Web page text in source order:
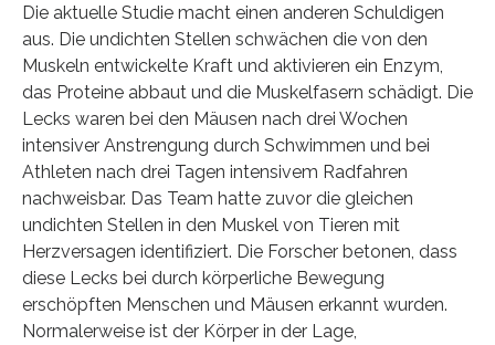
Die aktuelle Studie macht einen anderen Schuldigen
aus. Die undichten Stellen schwächen die von den
Muskeln entwickelte Kraft und aktivieren ein Enzym,
das Proteine abbaut und die Muskelfasern schädigt. Die
Lecks waren bei den Mäusen nach drei Wochen
intensiver Anstrengung durch Schwimmen und bei
Athleten nach drei Tagen intensivem Radfahren
nachweisbar. Das Team hatte zuvor die gleichen
undichten Stellen in den Muskel von Tieren mit
Herzversagen identifiziert. Die Forscher betonen, dass
diese Lecks bei durch körperliche Bewegung
erschöpften Menschen und Mäusen erkannt wurden.
Normalerweise ist der Körper in der Lage,